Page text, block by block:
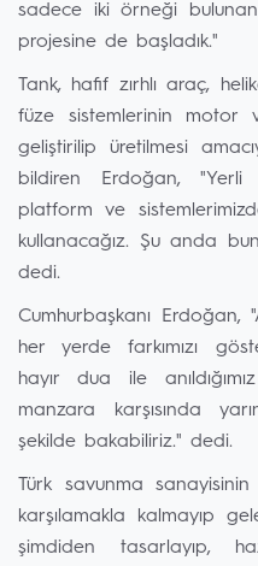
sadece iki örneği
projesine de başladık."
Tank, hafif zırhlı araç,
füze sistemlerinin motor
geliştirilip üretilmesi
bildiren Erdoğan, "Yerli
platform ve
kullanacağız. Şu anda
dedi.
Cumhurbaşkanı Erdoğan,
her yerde farkımızı
hayır dua ile
manzara karşısında
şekilde bakabiliriz." dedi.
Türk savunma
karşılamakla kalmayıp
şimdiden tasarlayıp,